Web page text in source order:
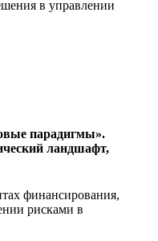
в управлении
парадигмы».
ландшафт,
финансирования,
рисками в